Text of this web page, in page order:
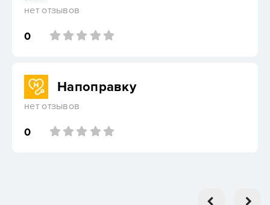
нет отзывов
0
Напоправку
нет отзывов
0